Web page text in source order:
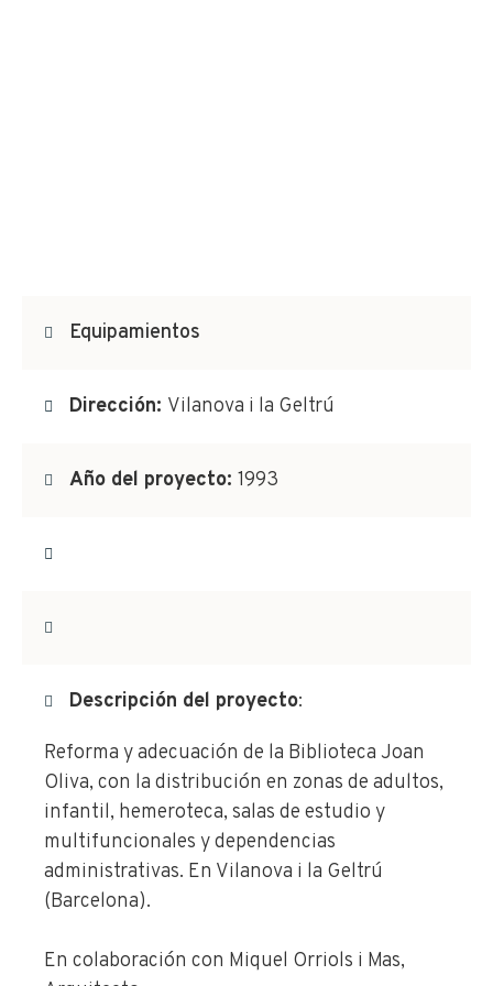
Equipamientos
Dirección: Vilanova i la Geltrú
Año del proyecto: 1993
Descripción del proyecto:
Reforma y adecuación de la Biblioteca Joan
Oliva, con la distribución en zonas de adultos,
infantil, hemeroteca, salas de estudio y
multifuncionales y dependencias
administrativas. En Vilanova i la Geltrú
(Barcelona).
En colaboración con Miquel Orriols i Mas,